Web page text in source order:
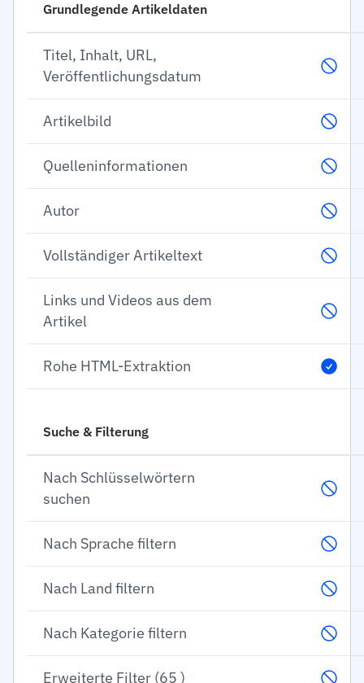
Grundlegende Artikeldaten
Titel, Inhalt, URL,
Veröffentlichungsdatum
Artikelbild
Quelleninformationen
Autor
Vollständiger Artikeltext
Links und Videos aus dem
Artikel
Rohe HTML-Extraktion
Suche & Filterung
Nach Schlüsselwörtern
suchen
Nach Sprache filtern
Nach Land filtern
Nach Kategorie filtern
Erweiterte Filter (65 )